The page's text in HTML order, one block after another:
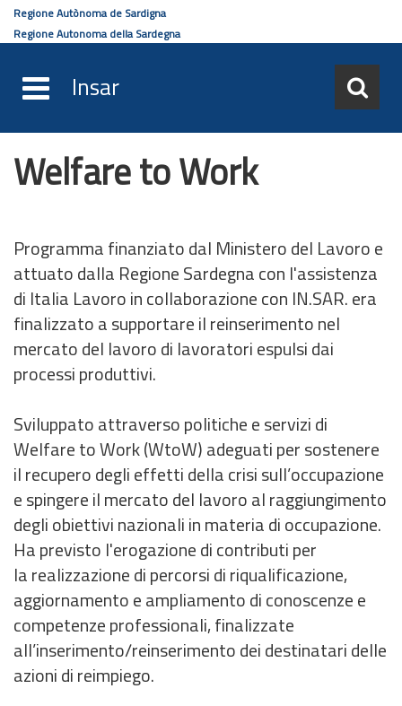
Salta
Regione Autònoma de Sardigna
Regione Autonoma della Sardegna
Insar
Welfare to Work
Programma finanziato dal Ministero del Lavoro e
attuato dalla Regione Sardegna con l'assistenza
di Italia Lavoro in collaborazione con IN.SAR. era
finalizzato a supportare il reinserimento nel
mercato del lavoro di lavoratori espulsi dai
processi produttivi.
Sviluppato attraverso politiche e servizi di
Welfare to Work (WtoW) adeguati per sostenere
il recupero degli effetti della crisi sull’occupazione
e spingere il mercato del lavoro al raggiungimento
degli obiettivi nazionali in materia di occupazione.
Ha previsto l'erogazione di contributi per
la realizzazione di percorsi di riqualificazione,
aggiornamento e ampliamento di conoscenze e
competenze professionali, finalizzate
all’inserimento/reinserimento dei destinatari delle
azioni di reimpiego.